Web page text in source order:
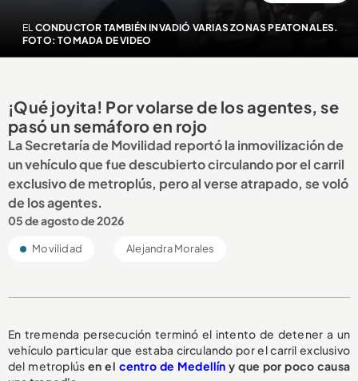
EL CONDUCTOR TAMBIÉN INVADIÓ VARIAS ZONAS PEATONALES.
FOTO: TOMADA DE VIDEO
¡Qué joyita! Por volarse de los agentes, se
pasó un semáforo en rojo
La Secretaría de Movilidad reportó la inmovilización de
un vehículo que fue descubierto circulando por el carril
exclusivo de metroplús, pero al verse atrapado, se voló
de los agentes.
05 de agosto de 2026
Movilidad Alejandra Morales
En tremenda persecución terminó el intento de detener a un
vehículo particular que estaba circulando por el carril exclusivo
del metroplúsen el centro de Medellín y que por poco causa